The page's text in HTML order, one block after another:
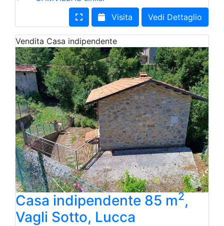
Visita
Vedi Dettaglio
Vendita Casa indipendente
Casa indipendente 85 m2,
Vagli Sotto, Lucca